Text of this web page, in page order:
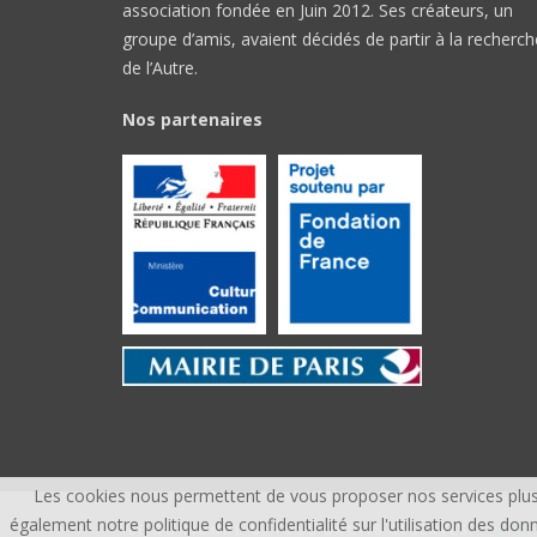
association fondée en Juin 2012. Ses créateurs, un
groupe d’amis, avaient décidés de partir à la
de l’Autre.
Nos partenaires
ÎLE DU MONDE ©, TOUS DROITS RÉSERVÉS.
Les cookies nous permettent de vous proposer nos services
également notre politique de confidentialité sur l'utilisation des